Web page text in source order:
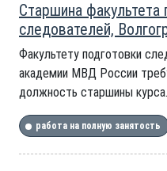
Старшина факультета
следователей,
Факультету подготовки
академии МВД России
должность старшины курса.
работа на полную занятость